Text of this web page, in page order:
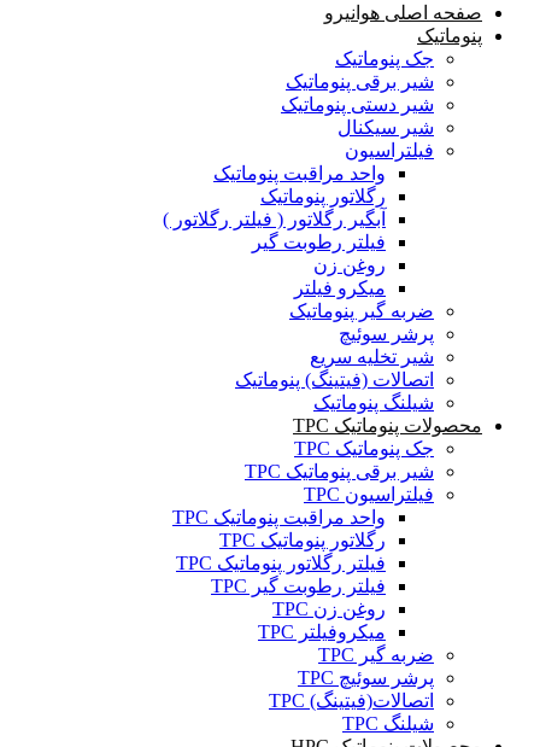
صفحه اصلی هوانیرو
پنوماتیک
جک پنوماتیک
شیر برقی پنوماتیک
شیر دستی پنوماتیک
شیر سیکنال
فیلتراسیون
واحد مراقبت پنوماتیک
رگلاتور پنوماتیک
آبگیر رگلاتور ( فیلتر رگلاتور )
فیلتر رطوبت گیر
روغن زن
میکرو فیلتر
ضربه گیر پنوماتیک
پرشر سوئیچ
شیر تخلیه سریع
اتصالات (فیتینگ) پنوماتیک
شیلنگ پنوماتیک
محصولات پنوماتیک TPC
جک پنوماتیک TPC
شیر برقی پنوماتیک TPC
فیلتراسیون TPC
واحد مراقبت پنوماتیک TPC
رگلاتور پنوماتیک TPC
فیلتر رگلاتور پنوماتیک TPC
فیلتر رطوبت گیر TPC
روغن زن TPC
میکروفیلتر TPC
ضربه گیر TPC
پرشر سوئیچ TPC
اتصالات(فیتینگ) TPC
شیلنگ TPC